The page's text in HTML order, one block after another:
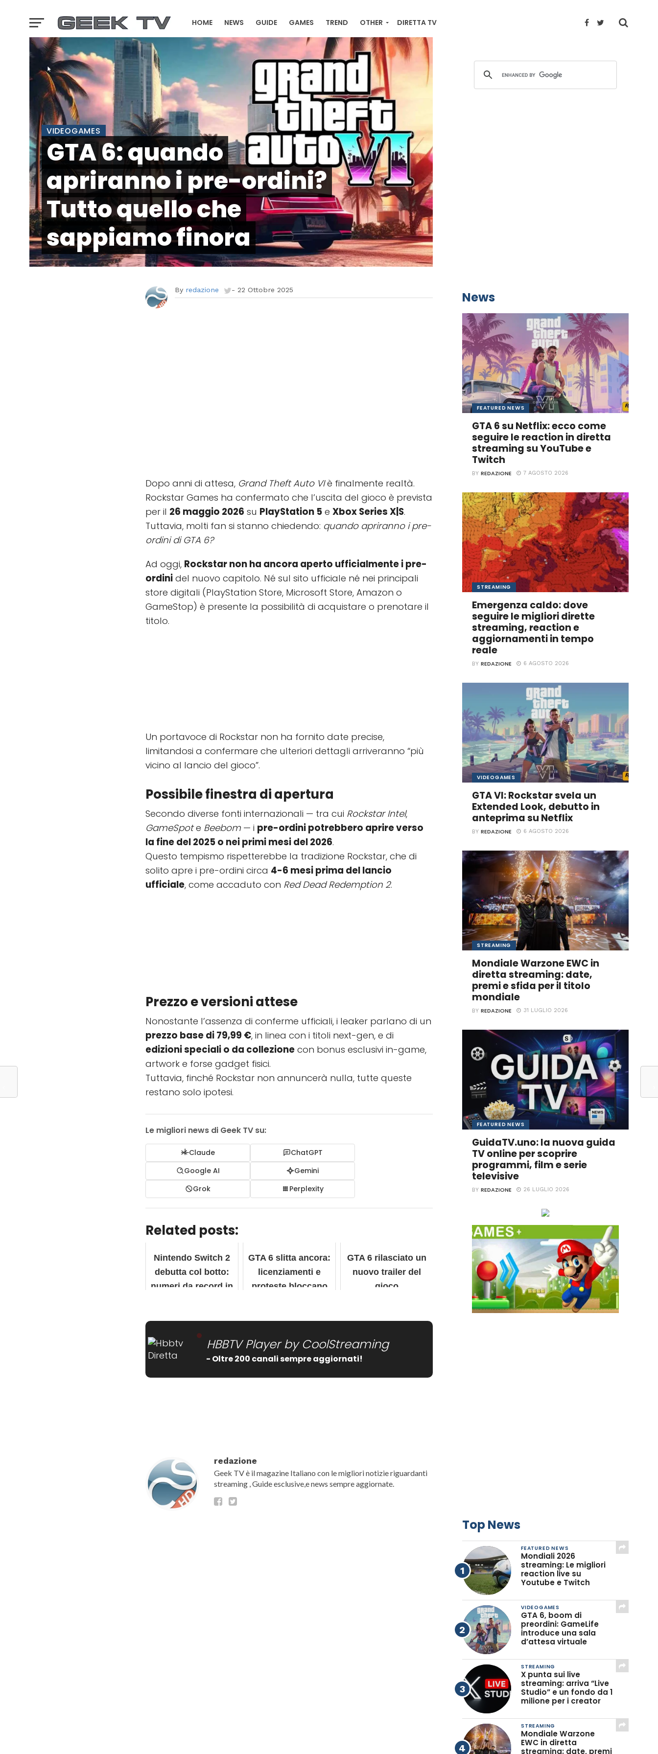
HOME NEWS GUIDE GAMES TREND OTHER DIRETTA TV
GTA 6 TRACKER ONLINE , ULTIME NEWS, ORDINI E DOWNLOAD
VIDEOGAMES
GTA 6: quando
apriranno i pre-ordini?
Tutto quello che
sappiamo finora
By redazione -22 Ottobre 2025
Dopo anni di attesa, Grand Theft Auto VIè finalmente realtà.
Rockstar Games ha confermato che l’uscita del gioco è prevista
per il 26 maggio 2026 su PlayStation 5 eXbox Series X|S.
Tuttavia, molti fan si stanno chiedendo: quando apriranno i pre-
ordini di GTA 6?
Ad oggi, Rockstar non ha ancora aperto ufficialmente i pre-
ordini del nuovo capitolo. Né sul sito ufficiale né nei principali
store digitali (PlayStation Store, Microsoft Store, Amazon o
GameStop) è presente la possibilità di acquistare o prenotare il
titolo.
Un portavoce di Rockstar non ha fornito date precise,
limitandosi a confermare che ulteriori dettagli arriveranno “più
vicino al lancio del gioco”.
Possibile finestra di apertura
Secondo diverse fonti internazionali — tra cui Rockstar Intel,
GameSpote Beebom — i pre-ordini potrebbero aprire verso
la fine del 2025 o nei primi mesi del 2026.
Questo tempismo rispetterebbe la tradizione Rockstar, che di
solito apre i pre-ordini circa 4-6 mesi prima del lancio
ufficiale, come accaduto con Red Dead Redemption 2.
Prezzo e versioni attese
Nonostante l’assenza di conferme ufficiali, i leaker parlano di un
prezzo base di 79,99 €, in linea con i titoli next-gen, e di
edizioni speciali o da collezione con bonus esclusivi in-game,
artwork e forse gadget fisici.
Tuttavia, finché Rockstar non annuncerà nulla, tutte queste
restano solo ipotesi.
Le migliori news di Geek TV su:
Claude
ChatGPT
Google AI
Gemini
Grok
Perplexity
Related posts:
Nintendo Switch 2
debutta col botto:
numeri da record in
GTA 6 slitta ancora:
licenziamenti e
proteste bloccano
GTA 6 rilasciato un
nuovo trailer del
gioco
HBBTV Player by CoolStreaming
- Oltre 200 canali sempre aggiornati!
redazione
Geek TV è il magazine Italiano con le migliori notizie riguardanti
streaming , Guide esclusive,e news sempre aggiornate.
News
FEATURED NEWS
GTA 6 su Netflix: ecco come
seguire le reaction in diretta
streaming su YouTube e
Twitch
BYREDAZIONE 7 AGOSTO 2026
STREAMING
Emergenza caldo: dove
seguire le migliori dirette
streaming, reaction e
aggiornamenti in tempo
reale
BYREDAZIONE 6 AGOSTO 2026
VIDEOGAMES
GTA VI: Rockstar svela un
Extended Look, debutto in
anteprima su Netflix
BYREDAZIONE 6 AGOSTO 2026
STREAMING
Mondiale Warzone EWC in
diretta streaming: date,
premi e sfida per il titolo
mondiale
BYREDAZIONE 31 LUGLIO 2026
FEATURED NEWS
GuidaTV.uno: la nuova guida
TV online per scoprire
programmi, film e serie
televisive
BYREDAZIONE 26 LUGLIO 2026
Top News
FEATURED NEWS
Mondiali 2026
streaming: Le migliori
reaction live su
Youtube e Twitch
VIDEOGAMES
GTA 6, boom di
preordini: GameLife
introduce una sala
d’attesa virtuale
STREAMING
X punta sui live
streaming: arriva “Live
Studio” e un fondo da 1
milione per i creator
STREAMING
Mondiale Warzone
EWC in diretta
streaming: date, premi